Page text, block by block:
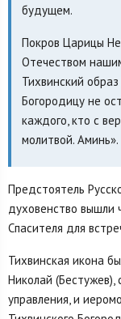
будущем.
Покров Царицы
Отечеством
Тихвинский
Богородицу не
каждого, кто с
молитвой. Аминь».
Предстоятель
духовенство вышли
Спасителя для
Тихвинская икона
Николай (Бестужев),
управления, и